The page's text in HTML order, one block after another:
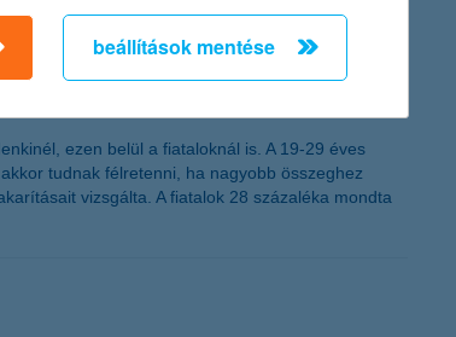
ezen belül a fiataloknál is. A 19-29 éves
tudnak félretenni, ha nagyobb összeghez
vizsgálta. A fiatalok 28 százaléka mondta
beállítások mentése